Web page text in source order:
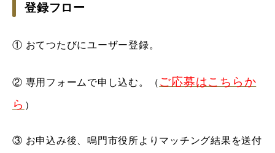
登録フロー
① おてつたびにユーザー登録。
② 専用フォームで申し込む。（ ご応募はこちらか
ら ）
③ お申込み後、鳴門市役所よりマッチング結果を送付